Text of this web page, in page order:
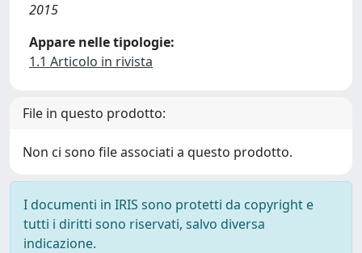
2015
Appare nelle tipologie:
1.1 Articolo in rivista
File in questo prodotto:
Non ci sono file associati a questo prodotto.
I documenti in IRIS sono protetti da copyright e
tutti i diritti sono riservati, salvo diversa
indicazione.